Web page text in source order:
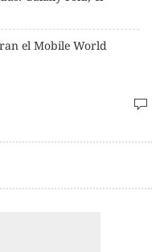
el Mobile World